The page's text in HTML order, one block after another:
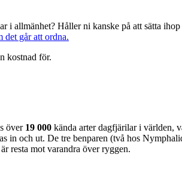
allmänhet? Håller ni kanske på att sätta
det går att ordna.
kostnad för.
över 19 000 kända arter dagfjärilar i världen,
in och ut. De tre benparen (två hos
resta mot varandra över ryggen.